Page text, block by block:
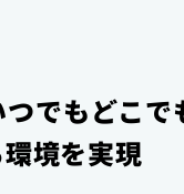
でもどこで
境を実現